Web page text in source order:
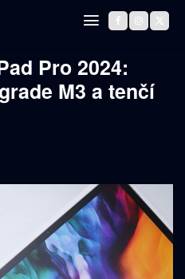
Pro 2024:
M3 a tenčí